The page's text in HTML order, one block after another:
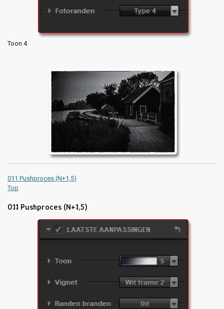
Toon 4
011 Pushproces (N+1,5)
Top
011 Pushproces (N+1,5)